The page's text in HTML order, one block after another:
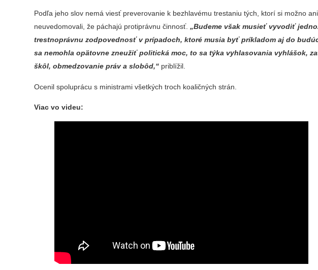
Podľa jeho slov nemá viesť preverovanie k bezhlavému trestaniu tých, ktorí si možno ani
neuvedomovali, že páchajú protiprávnu činnosť.„Budeme však musieť vyvodiť
trestnoprávnu zodpovednosť v prípadoch, ktoré musia byť príkladom aj do
sa nemohla opätovne zneužiť politická moc, to sa týka vyhlasovania vyhlášok,
škôl, obmedzovanie práv a slobôd,“ priblížil.
Ocenil spoluprácu s ministrami všetkých troch koaličných strán.
Viac vo videu: